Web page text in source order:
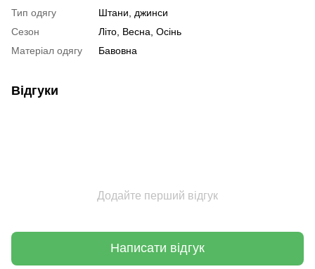
Тип одягу
Штани, джинси
Сезон
Літо, Весна, Осінь
Матеріал одягу
Бавовна
Відгуки
Додайте перший відгук
Написати відгук